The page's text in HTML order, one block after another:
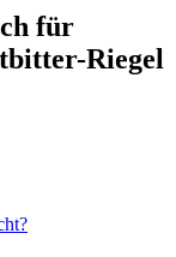
für
Riegel